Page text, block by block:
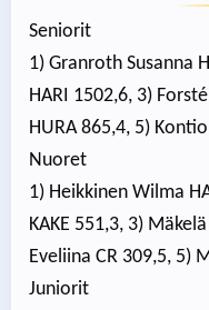
Seniorit
1) Granroth Susanna
HARI 1502,6, 3)
HURA 865,4, 5)
Nuoret
1) Heikkinen Wilma
KAKE 551,3, 3)
Eveliina CR 309,5, 5)
Juniorit